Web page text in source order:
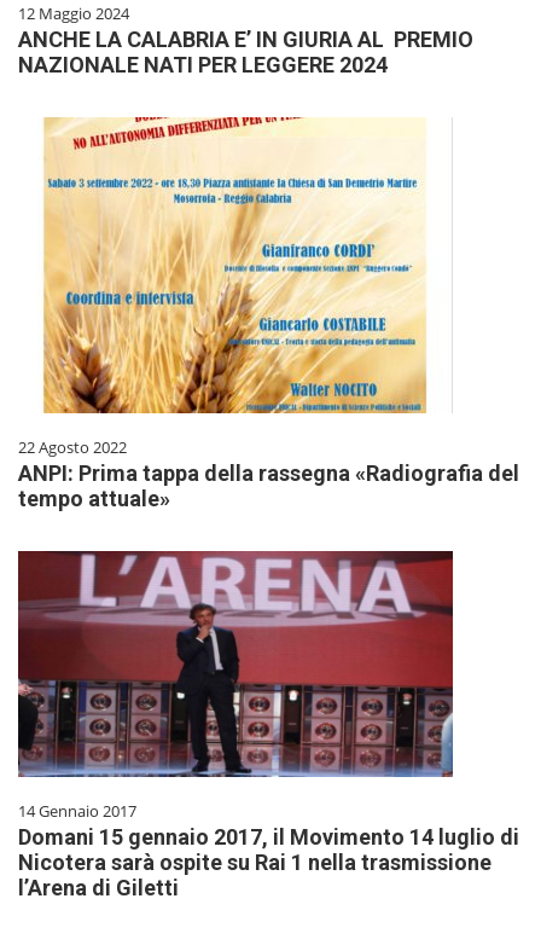
12 Maggio 2024
ANCHE LA CALABRIA E’ IN GIURIA AL PREMIO
NAZIONALE NATI PER LEGGERE 2024
22 Agosto 2022
ANPI: Prima tappa della rassegna «Radiografia del
tempo attuale»
14 Gennaio 2017
Domani 15 gennaio 2017, il Movimento 14 luglio di
Nicotera sarà ospite su Rai 1 nella trasmissione
l’Arena di Giletti